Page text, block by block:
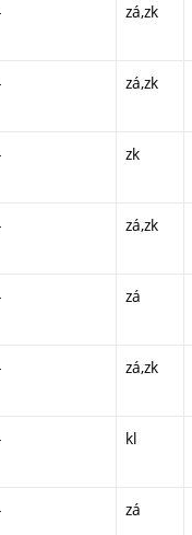
zá,zk
zá,zk
zk
zá,zk
zá
zá,zk
kl
zá